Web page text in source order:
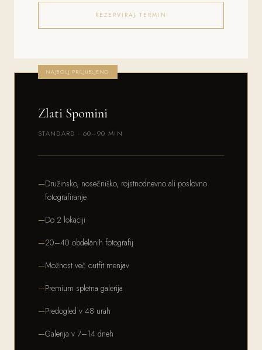
REZERVIRAJ TERMIN
NAJBOLJ PRILJUBLJENO
Zlati Spomini
STANDARD · 60–90 MIN
Družinsko, nosečniško, rojstnodnevno ali poslovno
fotografiranje
Do 2 lokaciji
20–40 obdelanih fotografij
Možnost več outfit menjav
Premium spletna galerija
Predogled v 48 urah
Galerija v 7–14 dneh